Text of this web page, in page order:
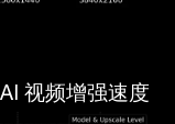
视频增强速度